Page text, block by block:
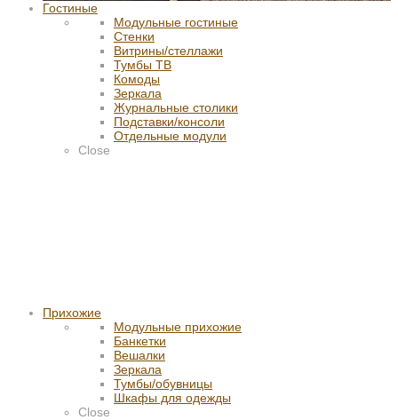
Гостиные
Модульные гостиные
Стенки
Витрины/стеллажи
Тумбы ТВ
Комоды
Зеркала
Журнальные столики
Подставки/консоли
Отдельные модули
Close
Прихожие
Модульные прихожие
Банкетки
Вешалки
Зеркала
Тумбы/обувницы
Шкафы для одежды
Close